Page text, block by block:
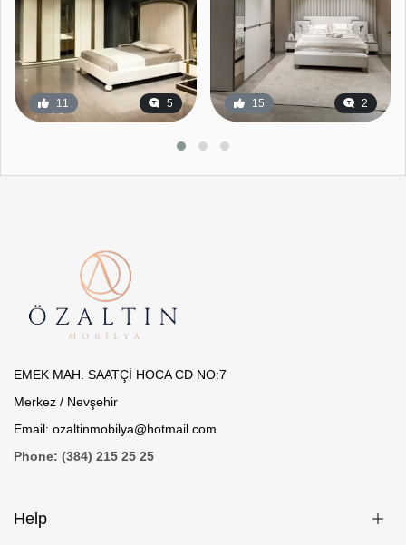
11 5 15 2
EMEK MAH. SAATÇİ HOCA CD NO:7
Merkez / Nevşehir
Email: ozaltinmobilya@hotmail.com
Phone: (384) 215 25 25
Help